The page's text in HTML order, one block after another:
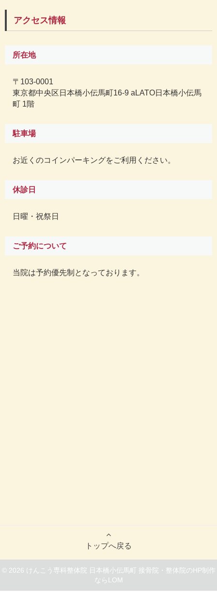
アクセス情報
所在地
〒103-0001
東京都中央区日本橋小伝馬町16-9 aLATO日本橋小伝馬
町 1階
駐車場
お近くのコインパーキングをご利用ください。
休診日
日曜・祝祭日
ご予約について
当院は予約優先制となっております。
トップへ戻る
© 2026 けんこう専科整体院 日本橋小伝馬町 接骨院・整体院のHP制作
ならLOM